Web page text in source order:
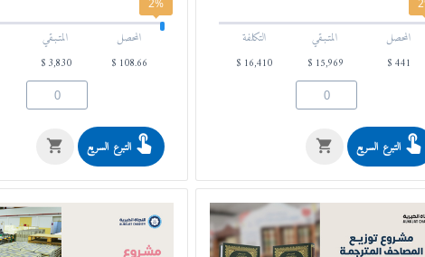
المحصل
441
$
المتـبـقي
15,969
$
التكلفة
16,410
$
التبرع السريع
2%
المحصل
108.66
$
المتـبـقي
3,830
$
التبرع السريع